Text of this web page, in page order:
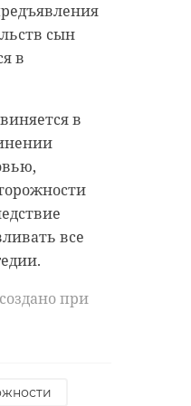
сын
в
в
все
при